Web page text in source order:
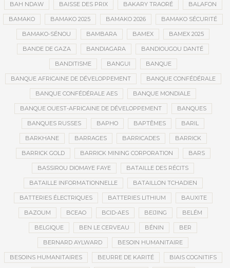
BAH NDAW BAISSE DES PRIX BAKARY TRAORÉ BALAFON
BAMAKO BAMAKO 2025 BAMAKO 2026 BAMAKO SÉCURITÉ
BAMAKO-SÉNOU BAMBARA BAMEX BAMEX 2025
BANDE DE GAZA BANDIAGARA BANDIOUGOU DANTÉ
BANDITISME BANGUI BANQUE
BANQUE AFRICAINE DE DÉVELOPPEMENT BANQUE CONFÉDÉRALE
BANQUE CONFÉDÉRALE AES BANQUE MONDIALE
BANQUE OUEST-AFRICAINE DE DÉVELOPPEMENT BANQUES
BANQUES RUSSES BAPHO BAPTÊMES BARIL
BARKHANE BARRAGES BARRICADES BARRICK
BARRICK GOLD BARRICK MINING CORPORATION BARS
BASSIROU DIOMAYE FAYE BATAILLE DES RÉCITS
BATAILLE INFORMATIONNELLE BATAILLON TCHADIEN
BATTERIES ÉLECTRIQUES BATTERIES LITHIUM BAUXITE
BAZOUM BCEAO BCID-AES BEIJING BELÉM
BELGIQUE BEN LE CERVEAU BÉNIN BER
BERNARD AYLWARD BESOIN HUMANITAIRE
BESOINS HUMANITAIRES BEURRE DE KARITÉ BIAIS COGNITIFS